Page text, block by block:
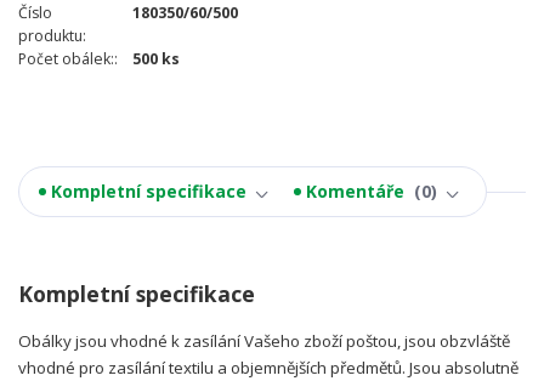
Číslo
produktu:
180350/60/500
Počet obálek:: 500 ks
Kompletní specifikace Komentáře 0
Kompletní specifikace
Obálky jsou vhodné k zasílání Vašeho zboží poštou, jsou obzvláště
vhodné pro zasílání textilu a objemnějších předmětů. Jsou absolutně